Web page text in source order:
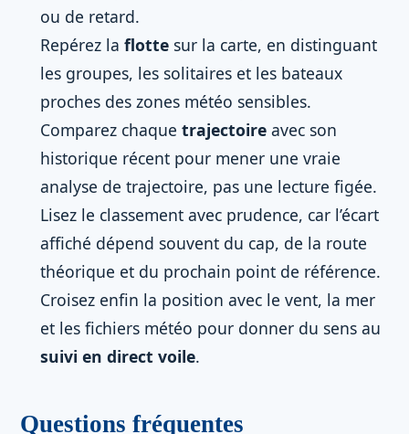
ou de retard.
Repérez la flotte sur la carte, en distinguant
les groupes, les solitaires et les bateaux
proches des zones météo sensibles.
Comparez chaque trajectoire avec son
historique récent pour mener une vraie
analyse de trajectoire, pas une lecture figée.
Lisez le classement avec prudence, car l’écart
affiché dépend souvent du cap, de la route
théorique et du prochain point de référence.
Croisez enfin la position avec le vent, la mer
et les fichiers météo pour donner du sens au
suivi en direct voile.
Questions fréquentes